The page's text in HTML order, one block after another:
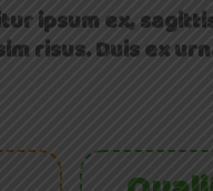
ipsum ex,
risus. Duis ex